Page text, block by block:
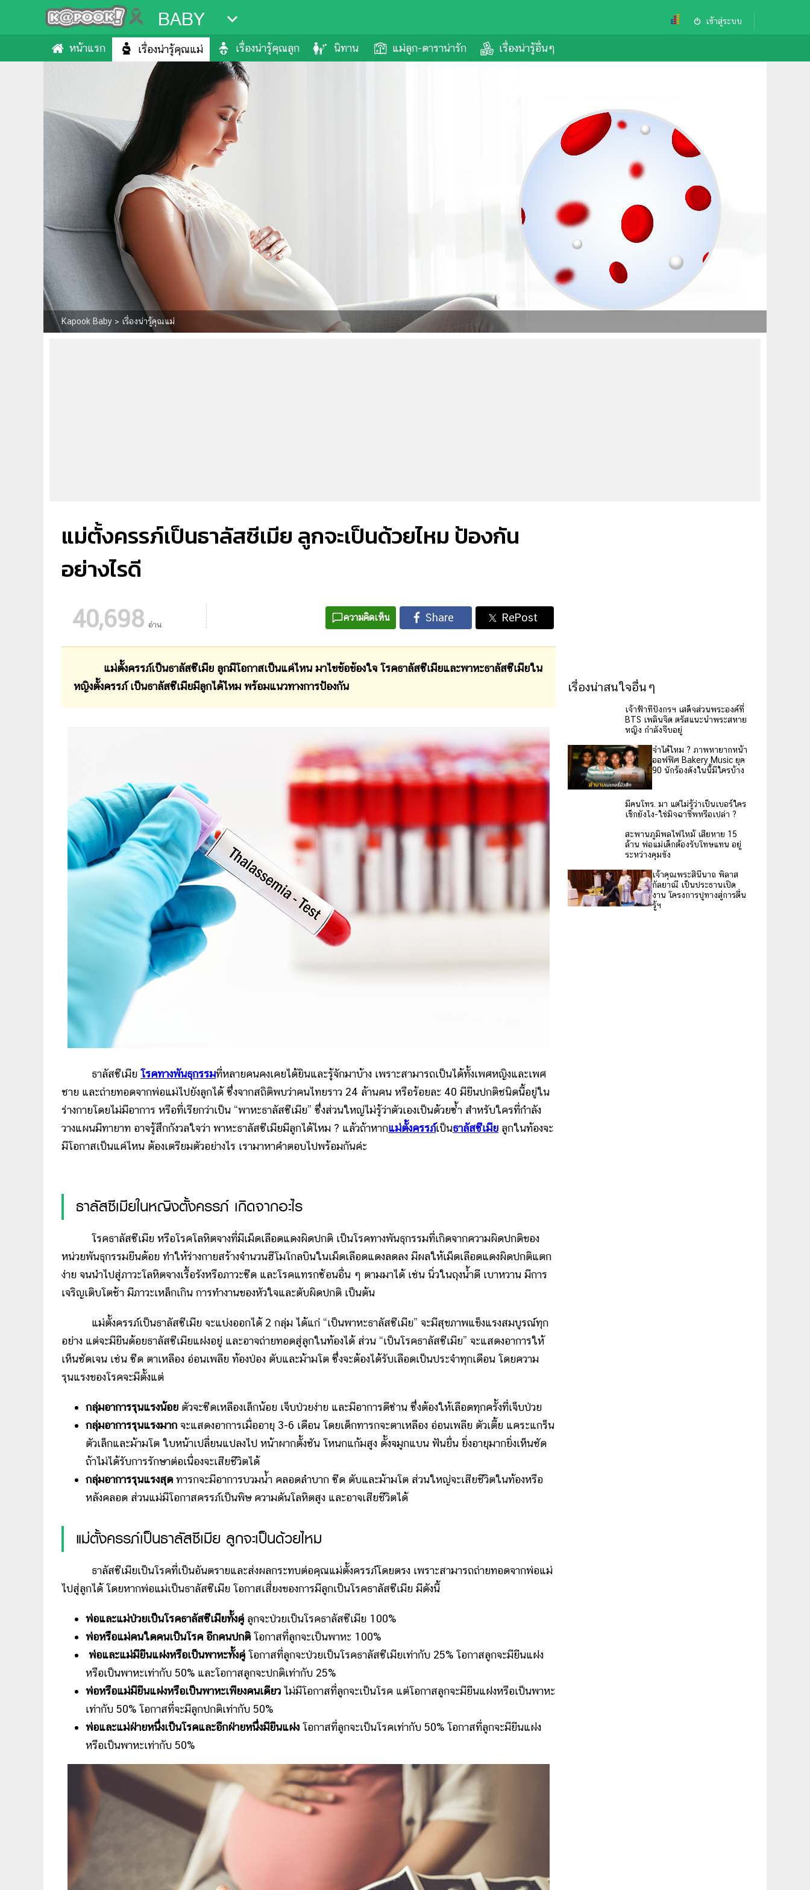
BABY เข้าสู่ระบบ
หน้าแรก เรื่องน่ารู้คุณแม่ เรื่องน่ารู้คุณลูก นิทาน แม่ลูก-ดาราน่ารัก เรื่องน่ารู้อื่นๆ
Kapook Baby > เรื่องน่ารู้คุณแม่
แม่ตั้งครรภ์เป็นธาลัสซีเมีย ลูกจะเป็นด้วยไหม ป้องกัน
อย่างไรดี
40,698 อ่าน
ความคิดเห็น
แม่ตั้งครรภ์เป็นธาลัสซีเมีย ลูกมีโอกาสเป็นแค่ไหน มาไขข้อข้องใจ โรคธาลัสซีเมียและพาหะธาลัสซีเมียใน
หญิงตั้งครรภ์ เป็นธาลัสซีเมียมีลูกได้ไหม พร้อมแนวทางการป้องกัน
ธาลัสซีเมีย โรคทางพันธุกรรมที่หลายคนคงเคยได้ยินและรู้จักมาบ้าง เพราะสามารถเป็นได้ทั้งเพศหญิงและเพศ
ชาย และถ่ายทอดจากพ่อแม่ไปยังลูกได้ ซึ่งจากสถิติพบว่าคนไทยราว 24 ล้านคน หรือร้อยละ 40 มียีนปกติชนิดนี้อยู่ใน
ร่างกายโดยไม่มีอาการ หรือที่เรียกว่าเป็น “พาหะธาลัสซีเมีย” ซึ่งส่วนใหญ่ไม่รู้ว่าตัวเองเป็นด้วยซ้ำ สำหรับใครที่กำลัง
วางแผนมีทายาท อาจรู้สึกกังวลใจว่า พาหะธาลัสซีเมียมีลูกได้ไหม ? แล้วถ้าหากแม่ตั้งครรภ์เป็นธาลัสซีเมีย ลูกในท้องจะ
มีโอกาสเป็นแค่ไหน ต้องเตรียมตัวอย่างไร เรามาหาคำตอบไปพร้อมกันค่ะ
ธาลัสซีเมียในหญิงตั้งครรภ์ เกิดจากอะไร
โรคธาลัสซีเมีย หรือโรคโลหิตจางที่มีเม็ดเลือดแดงผิดปกติ เป็นโรคทางพันธุกรรมที่เกิดจากความผิดปกติของ
หน่วยพันธุกรรมยีนด้อย ทำให้ร่างกายสร้างจำนวนฮีโมโกลบินในเม็ดเลือดแดงลดลง มีผลให้เม็ดเลือดแดงผิดปกติแตก
ง่าย จนนำไปสู่ภาวะโลหิตจางเรื้อรังหรือภาวะซีด และโรคแทรกซ้อนอื่น ๆ ตามมาได้ เช่น นิ่วในถุงน้ำดี เบาหวาน มีการ
เจริญเติบโตช้า มีภาวะเหล็กเกิน การทำงานของหัวใจและตับผิดปกติ เป็นต้น
แม่ตั้งครรภ์เป็นธาลัสซีเมีย จะแบ่งออกได้ 2 กลุ่ม ได้แก่ “เป็นพาหะธาลัสซีเมีย” จะมีสุขภาพแข็งแรงสมบูรณ์ทุก
อย่าง แต่จะมียีนด้อยธาลัสซีเมียแฝงอยู่ และอาจถ่ายทอดสู่ลูกในท้องได้ ส่วน “เป็นโรคธาลัสซีเมีย” จะแสดงอาการให้
เห็นชัดเจน เช่น ซีด ตาเหลือง อ่อนเพลีย ท้องป่อง ตับและม้ามโต ซึ่งจะต้องได้รับเลือดเป็นประจำทุกเดือน โดยความ
รุนแรงของโรคจะมีตั้งแต่
กลุ่มอาการรุนแรงน้อย ตัวจะซีดเหลืองเล็กน้อย เจ็บป่วยง่าย และมีอาการดีซ่าน ซึ่งต้องให้เลือดทุกครั้งที่เจ็บป่วย
กลุ่มอาการรุนแรงมาก จะแสดงอาการเมื่ออายุ 3-6 เดือน โดยเด็กทารกจะตาเหลือง อ่อนเพลีย ตัวเตี้ย แคระแกร็น
ตัวเล็กและม้ามโต ใบหน้าเปลี่ยนแปลงไป หน้าผากตั้งชัน โหนกแก้มสูง ดั้งจมูกแบน ฟันยื่น ยิ่งอายุมากยิ่งเห็นชัด
ถ้าไม่ได้รับการรักษาต่อเนื่องจะเสียชีวิตได้
กลุ่มอาการรุนแรงสุด ทารกจะมีอาการบวมน้ำ คลอดลำบาก ซีด ตับและม้ามโต ส่วนใหญ่จะเสียชีวิตในท้องหรือ
หลังคลอด ส่วนแม่มีโอกาสครรภ์เป็นพิษ ความดันโลหิตสูง และอาจเสียชีวิตได้
แม่ตั้งครรภ์เป็นธาลัสซีเมีย ลูกจะเป็นด้วยไหม
ธาลัสซีเมียเป็นโรคที่เป็นอันตรายและส่งผลกระทบต่อคุณแม่ตั้งครรภ์โดยตรง เพราะสามารถถ่ายทอดจากพ่อแม่
ไปสู่ลูกได้ โดยหากพ่อแม่เป็นธาลัสซีเมีย โอกาสเสี่ยงของการมีลูกเป็นโรคธาลัสซีเมีย มีดังนี้
พ่อและแม่ป่วยเป็นโรคธาลัสซีเมียทั้งคู่ ลูกจะป่วยเป็นโรคธาลัสซีเมีย 100%
พ่อหรือแม่คนใดคนเป็นโรค อีกคนปกติ โอกาสที่ลูกจะเป็นพาหะ 100%
พ่อและแม่มียีนแฝงหรือเป็นพาหะทั้งคู่ โอกาสที่ลูกจะป่วยเป็นโรคธาลัสซีเมียเท่ากับ 25% โอกาสลูกจะมียีนแฝง
หรือเป็นพาหะเท่ากับ 50% และโอกาสลูกจะปกติเท่ากับ 25%
พ่อหรือแม่มียีนแฝงหรือเป็นพาหะเพียงคนเดียว ไม่มีโอกาสที่ลูกจะเป็นโรค แต่โอกาสลูกจะมียีนแฝงหรือเป็นพาหะ
เท่ากับ 50% โอกาสที่จะมีลูกปกติเท่ากับ 50%
พ่อและแม่ฝ่ายหนึ่งเป็นโรคและอีกฝ่ายหนึ่งมียีนแฝง โอกาสที่ลูกจะเป็นโรคเท่ากับ 50% โอกาสที่ลูกจะมียีนแฝง
หรือเป็นพาหะเท่ากับ 50%
เรื่องน่าสนใจอื่นๆ
เจ้าฟ้าทีปังกรฯ เสด็จส่วน
พระองค์ที่ BTS เพลินจิต
ตรัสแนะนำพระสหายหญิง
จำได้ไหม ? ภาพหายากหน้า
ออฟฟิศ Bakery Music ยุค
มีคนโทร. มา แต่ไม่รู้ว่าเป็น
เบอร์ใคร เช็กยังไง-ใช่
มิจฉาชีพหรือเปล่า ?
สะพานภูมิพลไฟไหม้ เสีย
หาย 15 ล้าน พ่อแม่เด็กต้อง
รับโทษแทน อยู่ระหว่างคุม
ขัง